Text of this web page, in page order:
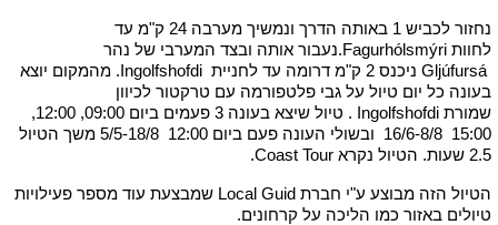
נחזור לכביש 1 באותה הדרך ונמשיך מערבה 24 ק"מ עד
לחוות Fagurhólsmýri.נעבור אותה ובצד המערבי של נהר
Gljúfursá ניכנס 2 ק"מ דרומה עד לחניית Ingolfshofdi. מהמקום יוצא
בעונה כל יום טיול על גבי פלטפורמה עם טרקטור לכיוון
שמורת Ingolfshofdi . טיול שיצא בעונה 3 פעמים ביום 09:00, 12:00,
15:00 16/6-8/8 ובשולי העונה פעם ביום 12:00 5/5-18/8 משך הטיול
2.5 שעות. הטיול נקרא Coast Tour.
הטיול הזה מבוצע ע"י חברת Local Guid שמבצעת עוד מספר פעילויות
טיולים באזור כמו הליכה על קרחונים.